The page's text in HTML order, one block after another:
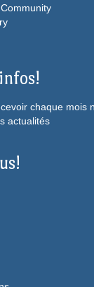
chaque mois
actualités